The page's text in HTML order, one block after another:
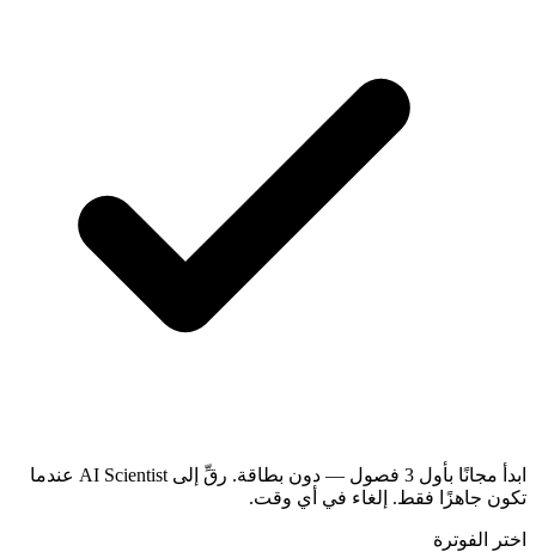
ابدأ مجانًا بأول 3 فصول — دون بطاقة. رقِّ إلى AI Scientist عندما
تكون جاهزًا فقط. إلغاء في أي وقت.
اختر الفوترة